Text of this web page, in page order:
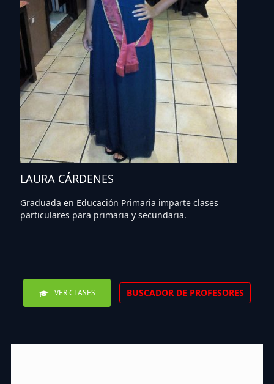
LAURA CÁRDENES
Graduada en Educación Primaria imparte clases
particulares para primaria y secundaria.
VER CLASES BUSCADOR DE PROFESORES